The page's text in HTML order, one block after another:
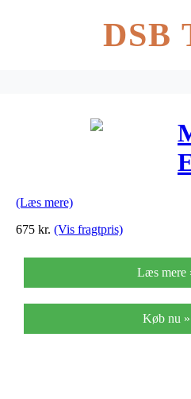
DSB
(Læs mere)
675 kr. (Vis fragtpris)
Læs mere
Køb nu »